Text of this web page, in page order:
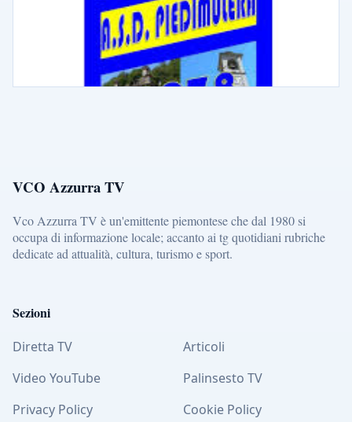
VCO Azzurra TV
Vco Azzurra TV è un'emittente piemontese che dal 1980 si
occupa di informazione locale; accanto ai tg quotidiani rubriche
dedicate ad attualità, cultura, turismo e sport.
Sezioni
Diretta TV
Articoli
Video YouTube
Palinsesto TV
Privacy Policy
Cookie Policy